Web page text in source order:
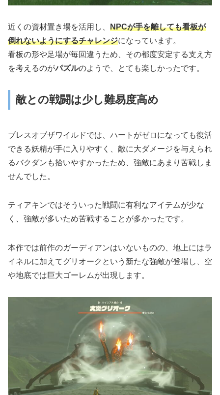
近くの資材置き場を活用し、 NPCが手を離しても看板が
倒れないようにするチャレンジになっています。
看板の形や足場が毎回違うため、その都度安定する支え方
を考えるのがパズルのようで、とても楽しかったです。
敵との戦闘は少し難易度高め
ブレスオブザワイルドでは、ハートがゼロになっても復活
できる妖精が手に入りやすく、敵に大ダメージを与えられ
るバクダンも拾いやすかったため、強敵にあまり苦戦しま
せんでした。
ティアキンではそういった戦闘に有利なアイテムが少な
く、強敵が多いため苦戦することが多かったです。
本作では前作のガーディアンはいないものの、地上にはラ
イネルに加えてグリオークという新たな強敵が登場し、空
や地底では巨大ゴーレムが出現します。